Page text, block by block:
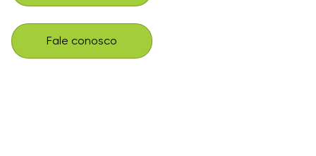
Fale conosco